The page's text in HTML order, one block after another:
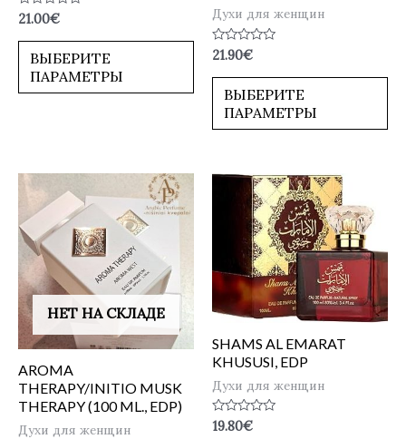
Оценка
0
из
21.00€
ВЫБЕРИТЕ
ПАРАМЕТРЫ
Духи для женщин
Оценка
0
из
21.90€
ВЫБЕРИТЕ
ПАРАМЕТРЫ
НЕТ НА СКЛАДЕ
AROMA
THERAPY/INITIO MUSK
THERAPY (100 ML., EDP)
Духи для женщин
SHAMS AL EMARAT
KHUSUSI, EDP
Духи для женщин
Оценка
19.80€